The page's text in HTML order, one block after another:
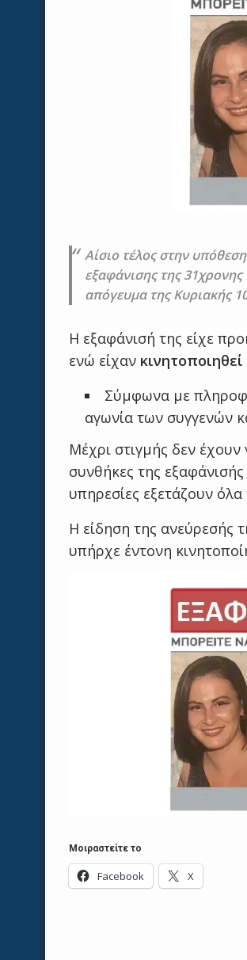
Αίσιο τέλος στην
εξαφάνισης της
απόγευμα της Κυριακής
Η εξαφάνισή της είχε
ενώ είχαν κινητοποιηθεί
Σύμφωνα με
αγωνία των συγγενών
Μέχρι στιγμής δεν έχουν
συνθήκες της
υπηρεσίες εξετάζουν
Η είδηση της ανεύρεσής
υπήρχε έντονη
Μοιραστείτε το
Facebook X